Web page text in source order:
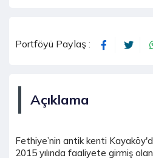
Portföyü Paylaş :
Açıklama
Fethiye’nin antik kenti
2015 yılında faaliyete girmiş